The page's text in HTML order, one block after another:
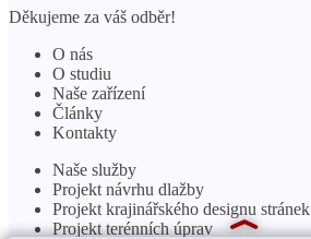
Děkujeme za váš odběr!
O nás
O studiu
Naše zařízení
Články
Kontakty
Naše služby
Projekt návrhu dlažby
Projekt krajinářského designu stránek
Projekt terénních úprav